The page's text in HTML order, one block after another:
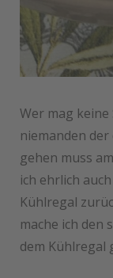
Wer mag
niemanden der
gehen muss
ich ehrlich
Kühlregal
mache ich den
dem Kühlregal